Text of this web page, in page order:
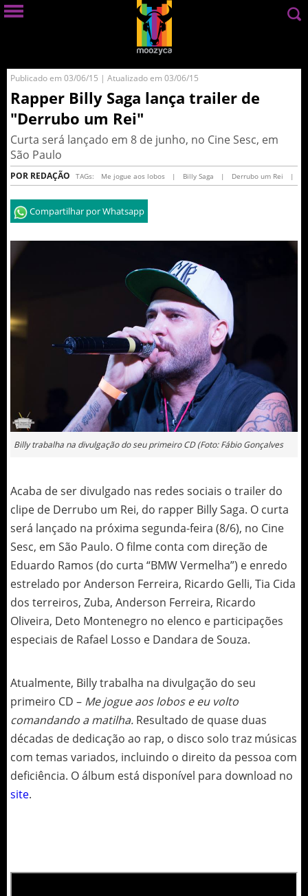
Publicado em 03/06/15 | Atualizado em 03/06/15
Rapper Billy Saga lança trailer de
"Derrubo um Rei"
Curta será lançado em 8 de junho, no Cine Sesc, em
São Paulo
POR REDAÇÃO TAGs: Me jogue aos lobos | Billy Saga | Derrubo um Rei |
Compartilhar por Whatsapp
Billy trabalha na divulgação do seu primeiro CD (Foto: Fábio Gonçalves
Acaba de ser divulgado nas redes sociais o trailer do
clipe de Derrubo um Rei, do rapper Billy Saga. O curta
será lançado na próxima segunda-feira (8/6), no Cine
Sesc, em São Paulo. O filme conta com direção de
Eduardo Ramos (do curta “BMW Vermelha”) e enredo
estrelado por Anderson Ferreira, Ricardo Gelli, Tia Cida
dos terreiros, Zuba, Anderson Ferreira, Ricardo
Oliveira, Deto Montenegro no elenco e participações
especiais de Rafael Losso e Dandara de Souza.
Atualmente, Billy trabalha na divulgação do seu
primeiro CD – Me jogue aos lobos e eu volto
comandando a matilha. Resultado de quase duas
décadas de dedicação ao rap, o disco solo traz músicas
com temas variados, incluindo o direito da pessoa com
deficiência. O álbum está disponível para download no
site.